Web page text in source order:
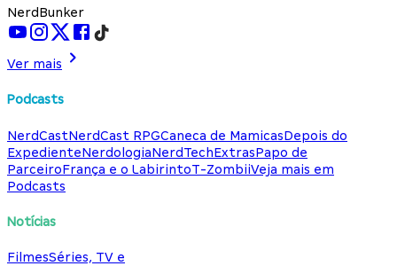
NerdBunker
Ver mais
Podcasts
NerdCastNerdCast RPGCaneca de MamicasDepois do
ExpedienteNerdologiaNerdTechExtrasPapo de
ParceiroFrança e o LabirintoT-ZombiiVeja mais em
Podcasts
Notícias
FilmesSéries, TV e